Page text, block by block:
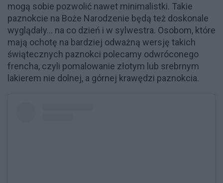
mogą sobie pozwolić nawet minimalistki. Takie
paznokcie na Boże Narodzenie będą też doskonale
wyglądały... na co dzień i w sylwestra. Osobom, które
mają ochotę na bardziej odważną wersję takich
świątecznych paznokci polecamy odwróconego
frencha, czyli pomalowanie złotym lub srebrnym
lakierem nie dolnej, a górnej krawędzi paznokcia.